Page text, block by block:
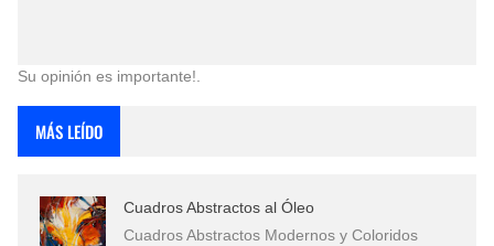
Su opinión es importante!.
MÁS LEÍDO
Cuadros Abstractos al Óleo
Cuadros Abstractos Modernos y Coloridos